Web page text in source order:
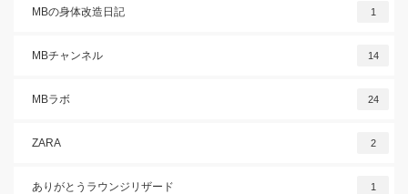
MBの身体改造日記 1
MBチャンネル 14
MBラボ 24
ZARA 2
ありがとうラウンジリザード 1